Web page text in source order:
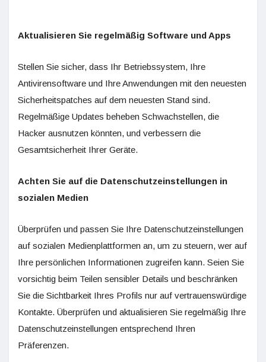
Aktualisieren Sie regelmäßig Software und Apps
Stellen Sie sicher, dass Ihr Betriebssystem, Ihre
Antivirensoftware und Ihre Anwendungen mit den neuesten
Sicherheitspatches auf dem neuesten Stand sind.
Regelmäßige Updates beheben Schwachstellen, die
Hacker ausnutzen könnten, und verbessern die
Gesamtsicherheit Ihrer Geräte.
Achten Sie auf die Datenschutzeinstellungen in
sozialen Medien
Überprüfen und passen Sie Ihre Datenschutzeinstellungen
auf sozialen Medienplattformen an, um zu steuern, wer auf
Ihre persönlichen Informationen zugreifen kann. Seien Sie
vorsichtig beim Teilen sensibler Details und beschränken
Sie die Sichtbarkeit Ihres Profils nur auf vertrauenswürdige
Kontakte. Überprüfen und aktualisieren Sie regelmäßig Ihre
Datenschutzeinstellungen entsprechend Ihren
Präferenzen.